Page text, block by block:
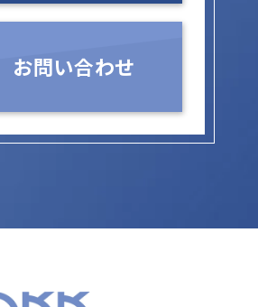
お問い合わせ